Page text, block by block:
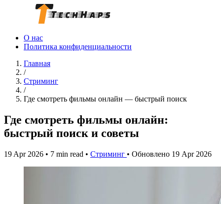
О нас
Политика конфиденциальности
Главная
/
Стриминг
/
Где смотреть фильмы онлайн — быстрый поиск
Где смотреть фильмы онлайн:
быстрый поиск и советы
19 Apr 2026 • 7 min read • Стриминг • Обновлено 19 Apr 2026